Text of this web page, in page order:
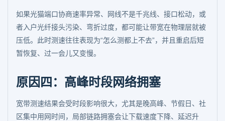
如果光猫端口协商速率异常、网线不是千兆线、接口松动，或
者入户光纤接头污染、弯折过度，都可能让带宽在物理层就被
压低。此时测速往往表现为“怎么测都上不去”，并且重启后短
暂恢复、过一会儿又变慢。
原因四：高峰时段网络拥塞
宽带测速结果会受时段影响很大，尤其是晚高峰、节假日、社
区集中用网时间，局部链路拥塞会让下载速度下降、延迟升